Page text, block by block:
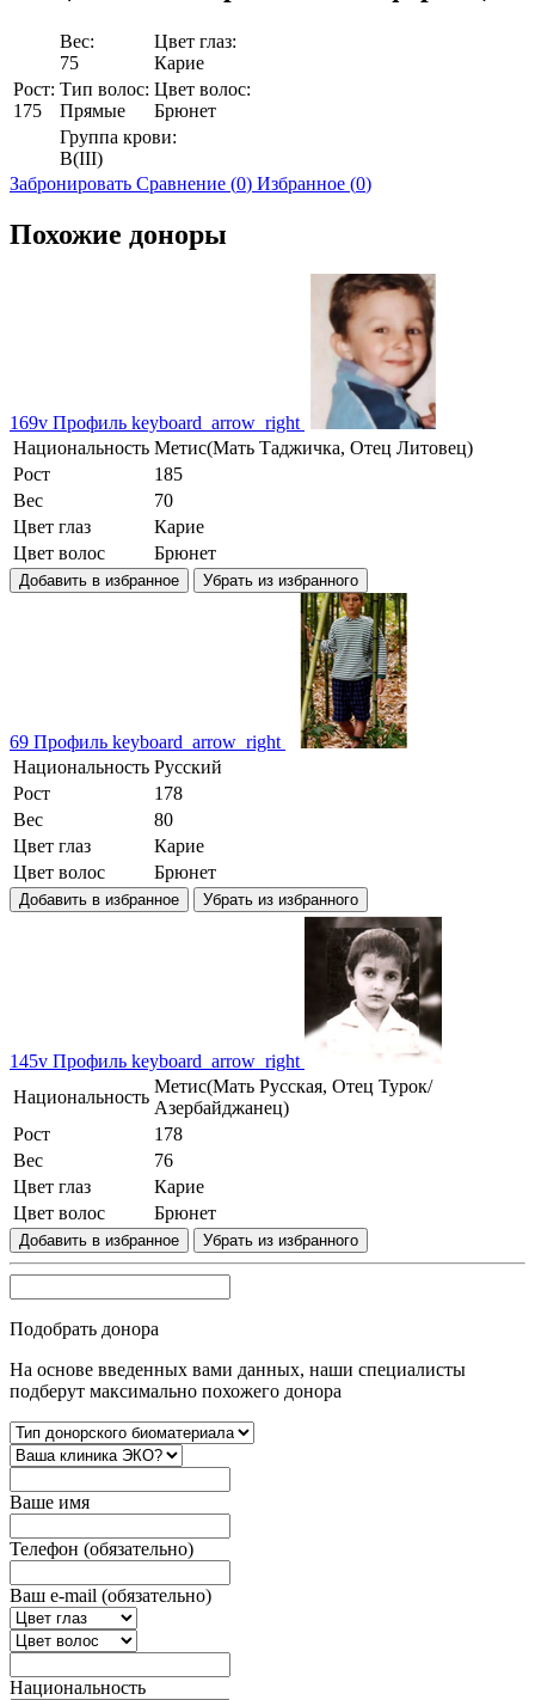
Рост:
175
Вес:
75
Цвет глаз:
Карие
Тип волос:
Прямые
Цвет волос:
Брюнет
Группа крови:
B(III)
Забронировать Сравнение (0) Избранное (0)
Похожие доноры
169v Профиль keyboard_arrow_right
Национальность Метис(Мать Таджичка, Отец Литовец)
Рост
185
Вес
70
Цвет глаз
Карие
Цвет волос
Брюнет
Добавить в избранное Убрать из избранного
69 Профиль keyboard_arrow_right
Национальность Русский
Рост
178
Вес
80
Цвет глаз
Карие
Цвет волос
Брюнет
Добавить в избранное Убрать из избранного
145v Профиль keyboard_arrow_right
Национальность
Метис(Мать Русская, Отец Турок/
Азербайджанец)
Рост
178
Вес
76
Цвет глаз
Карие
Цвет волос
Брюнет
Добавить в избранное Убрать из избранного
Подобрать донора
На основе введенных вами данных, наши специалисты
подберут максимально похожего донора
Вашe имя
Телефон (обязательно)
Ваш e-mail (обязательно)
Национальность